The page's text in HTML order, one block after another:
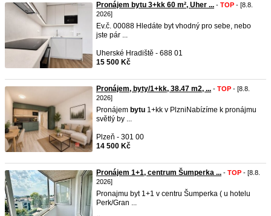
Pronájem bytu 3+kk 60 m², Uher ... - TOP - [8.8.
2026]
Ev.č. 00088 Hledáte byt vhodný pro sebe, nebo
jste pár ...
Uherské Hradiště - 688 01
15 500 Kč
Pronájem, byty/1+kk, 38.47 m2, ... - TOP - [8.8.
2026]
Pronájem bytu 1+kk v PlzniNabízíme k pronájmu
světlý by ...
Plzeň - 301 00
14 500 Kč
Pronájem 1+1, centrum Šumperka ... - TOP - [8.8.
2026]
Pronajmu byt 1+1 v centru Šumperka ( u hotelu
Perk/Gran ...